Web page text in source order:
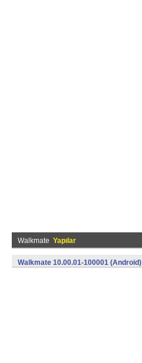
Walkmate Yapılar
Walkmate 10.00.01-100001 (Android)